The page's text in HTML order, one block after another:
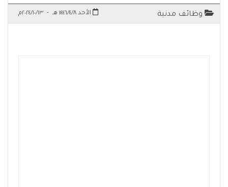
وظائف مدنية الأحد ١٤٤٦/٤/٨ هـ - ٢٠٢٤/١٠/١٣م